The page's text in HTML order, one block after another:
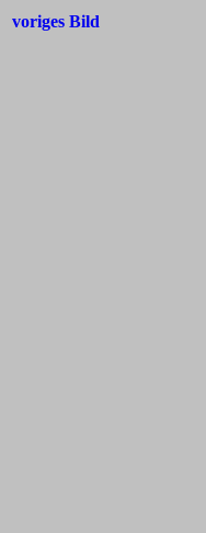
voriges Bild